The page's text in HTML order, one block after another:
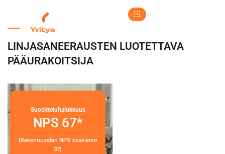
Yritys
LINJASANEERAUSTEN LUOTETTAVA
PÄÄURAKOITSIJA
Suositteluhalukkuus
NPS 67*
(Rakennusalan NPS keskiarvo
37)